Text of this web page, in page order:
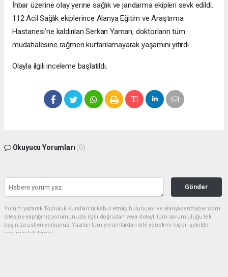
İhbar üzerine olay yerine sağlık ve jandarma ekipleri sevk edildi.
112 Acil Sağlık ekiplerince Alanya Eğitim ve Araştırma
Hastanesi’ne kaldırılan Serkan Yaman, doktorların tüm
müdahalesine rağmen kurtarılamayarak yaşamını yitirdi.
Olayla ilgili inceleme başlatıldı.
Okuyucu Yorumları (0)
Gönder
Yorum yazarak Topluluk Kuralları’nı kabul etmiş bulunuyor ve alanyakenthaber.com
sitesine yaptığınız yorumunuzla ilgili doğrudan veya dolaylı tüm sorumluluğu tek
başınıza üstleniyorsunuz. Yazılan tüm yorumlardan site yönetimi hiçbir şekilde
sorumlu tutulamaz.